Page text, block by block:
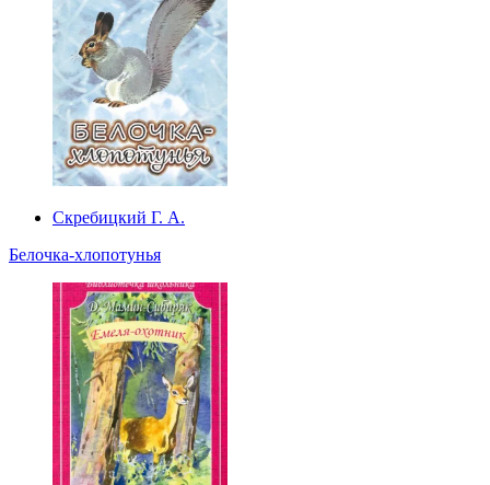
Скребицкий Г. А.
Белочка-хлопотунья